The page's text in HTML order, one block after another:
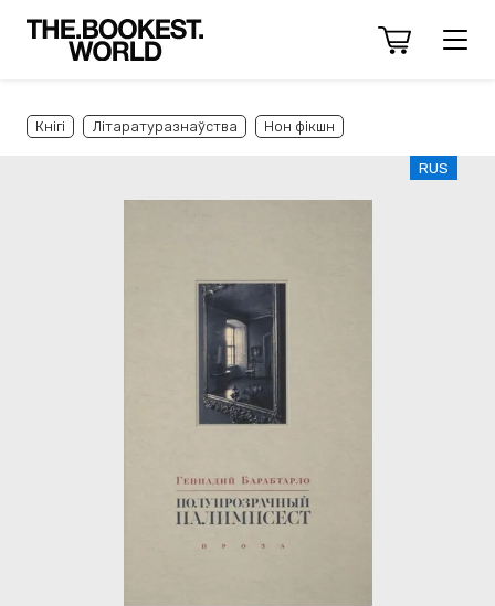
Кнігі Літаратуразнаўства Нон фікшн
RUS